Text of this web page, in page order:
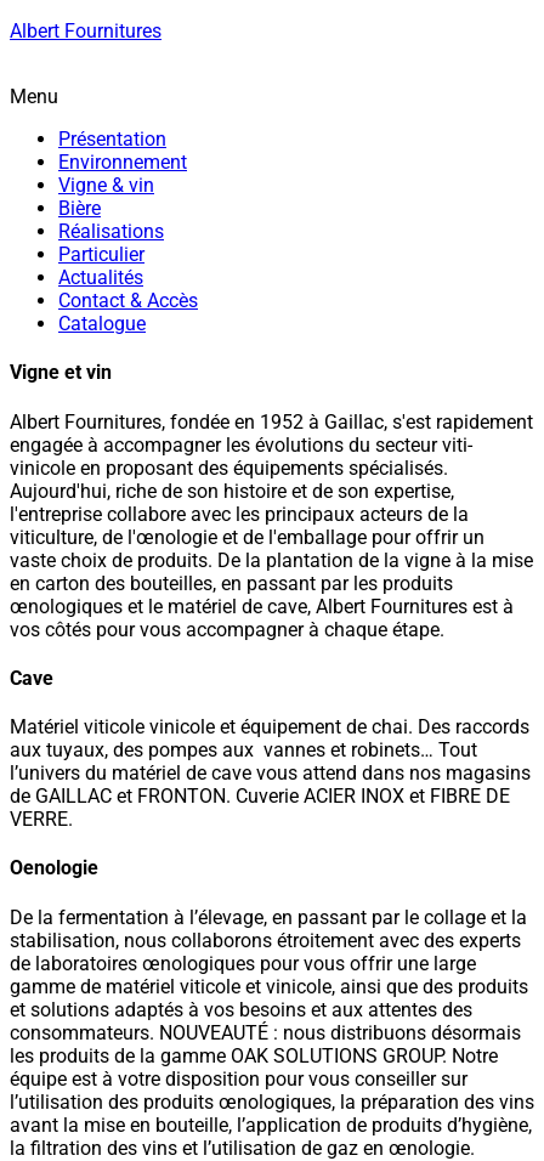
Albert Fournitures
Menu
Présentation
Environnement
Vigne & vin
Bière
Réalisations
Particulier
Actualités
Contact & Accès
Catalogue
Vigne et vin
Albert Fournitures, fondée en 1952 à Gaillac, s'est rapidement
engagée à accompagner les évolutions du secteur viti-
vinicole en proposant des équipements spécialisés.
Aujourd'hui, riche de son histoire et de son expertise,
l'entreprise collabore avec les principaux acteurs de la
viticulture, de l'œnologie et de l'emballage pour offrir un
vaste choix de produits. De la plantation de la vigne à la mise
en carton des bouteilles, en passant par les produits
œnologiques et le matériel de cave, Albert Fournitures est à
vos côtés pour vous accompagner à chaque étape.
Cave
Matériel viticole vinicole et équipement de chai. Des raccords
aux tuyaux, des pompes aux vannes et robinets… Tout
l’univers du matériel de cave vous attend dans nos magasins
de GAILLAC et FRONTON. Cuverie ACIER INOX et FIBRE DE
VERRE.
Oenologie
De la fermentation à l’élevage, en passant par le collage et la
stabilisation, nous collaborons étroitement avec des experts
de laboratoires œnologiques pour vous offrir une large
gamme de matériel viticole et vinicole, ainsi que des produits
et solutions adaptés à vos besoins et aux attentes des
consommateurs. NOUVEAUTÉ : nous distribuons désormais
les produits de la gamme OAK SOLUTIONS GROUP. Notre
équipe est à votre disposition pour vous conseiller sur
l’utilisation des produits œnologiques, la préparation des vins
avant la mise en bouteille, l’application de produits d’hygiène,
la filtration des vins et l’utilisation de gaz en œnologie.